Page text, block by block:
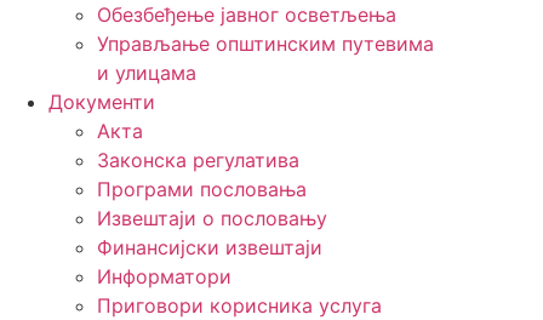
Обезбеђење јавног осветљења
Управљање општинским путевима
и улицама
Документи
Акта
Законска регулатива
Програми пословања
Извештаји о пословању
Финансијски извештаји
Информатори
Приговори корисника услуга